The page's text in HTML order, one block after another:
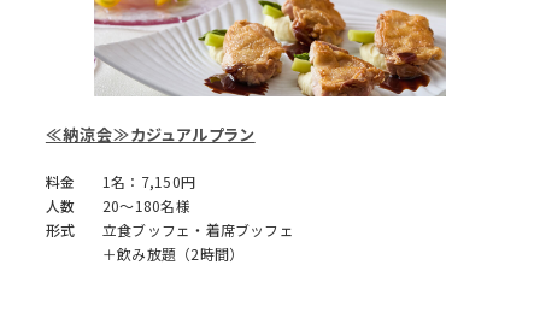
≪納涼会≫カジュアルプラン
料金
1名：7,150円
人数
20～180名様
形式
立食ブッフェ・着席ブッフェ
＋飲み放題（2時間）